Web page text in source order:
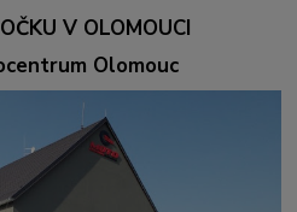
V OLOMOUCI
Olomouc